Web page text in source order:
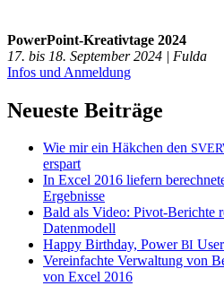
PowerPoint-Kreativtage 2024
17. bis 18. September 2024 | Fulda
Infos und Anmeldung
Neueste Beiträge
Wie mir ein Häkchen den
erspart
In Excel 2016 liefern
Ergebnisse
Bald als Video: Pivot-Berichte
Datenmodell
Happy Birthday, PowerBI
Vereinfachte Verwaltung von
von Excel 2016